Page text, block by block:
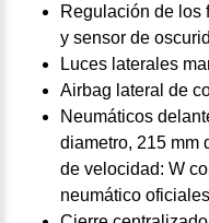
Regulación de los
y sensor de
Luces laterales
Airbag lateral de
Neumáticos
diametro, 215 mm
de velocidad: W
neumático